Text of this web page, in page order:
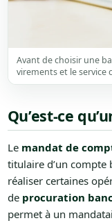
Avant de choisir une
virements et le service
Qu’est-ce
Le mandat de
titulaire d’un compte
réaliser certaines
de procuration
permet à un